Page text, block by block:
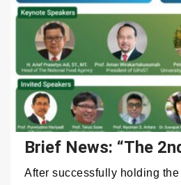
After successfully holding the